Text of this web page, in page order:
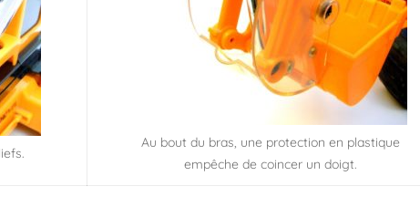
Au bout du bras, une protection en plastique
empêche de coincer un doigt.